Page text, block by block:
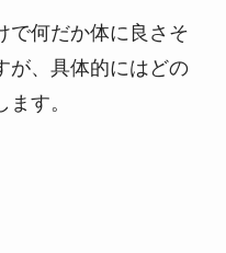
で何だか体に良さそ
が、具体的にはどの
す。